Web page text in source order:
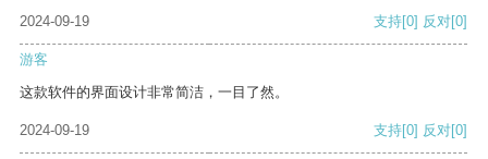
2024-09-19 支持[0] 反对[0]
游客
这款软件的界面设计非常简洁，一目了然。
2024-09-19 支持[0] 反对[0]